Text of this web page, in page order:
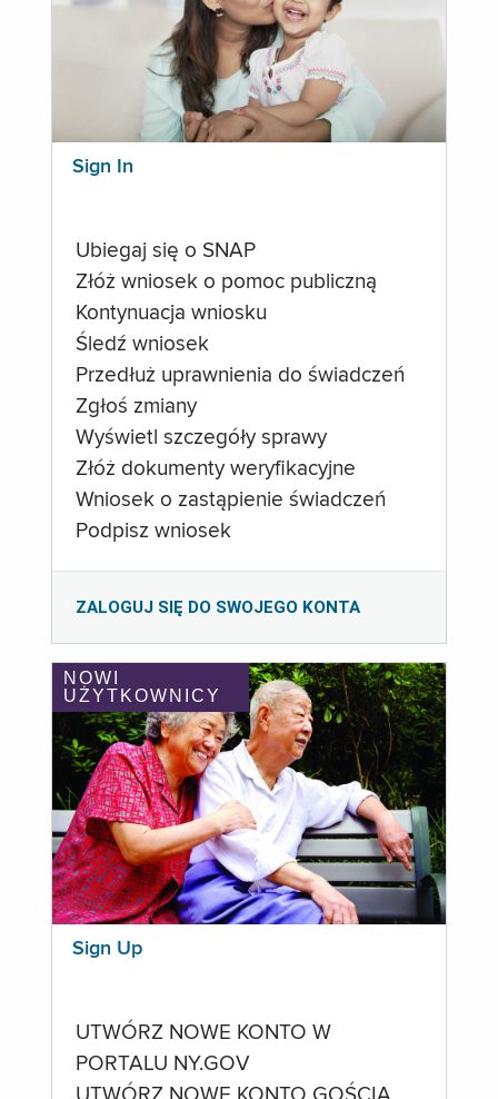
Sign In
Ubiegaj się o SNAP
Złóż wniosek o pomoc publiczną
Kontynuacja wniosku
Śledź wniosek
Przedłuż uprawnienia do świadczeń
Zgłoś zmiany
Wyświetl szczegóły sprawy
Złóż dokumenty weryfikacyjne
Wniosek o zastąpienie świadczeń
Podpisz wniosek
ZALOGUJ SIĘ DO SWOJEGO KONTA
NOWI
UŻYTKOWNICY
Sign Up
UTWÓRZ NOWE KONTO W
PORTALU NY.GOV